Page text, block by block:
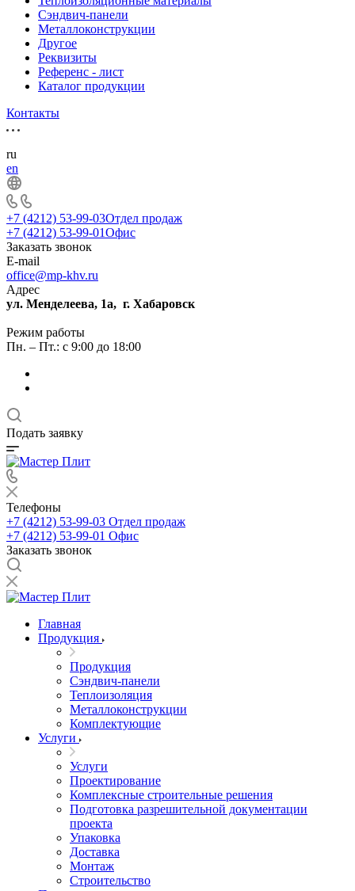
Сэндвич-панели
Металлоконструкции
Другое
Реквизиты
Референс - лист
Каталог продукции
Контакты
ru
en
+7 (4212) 53-99-03Отдел продаж
+7 (4212) 53-99-01Офис
Заказать звонок
E-mail
office@mp-khv.ru
Адрес
ул. Менделеева, 1а, г. Хабаровск
Режим работы
Пн. – Пт.: с 9:00 до 18:00
Подать заявку
Телефоны
+7 (4212) 53-99-03 Отдел продаж
+7 (4212) 53-99-01 Офис
Заказать звонок
Главная
Продукция
Продукция
Сэндвич-панели
Теплоизоляция
Металлоконструкции
Комплектующие
Услуги
Услуги
Проектирование
Комплексные строительные решения
Подготовка разрешительной документации
проекта
Упаковка
Доставка
Монтаж
Строительство